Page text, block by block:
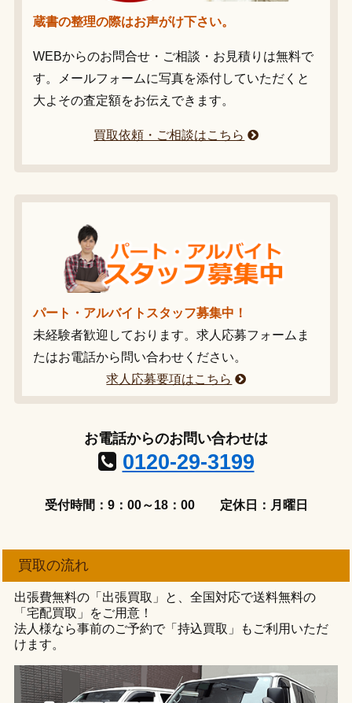
蔵書の整理の際はお声がけ下さい。
WEBからのお問合せ・ご相談・お見積りは無料で
す。メールフォームに写真を添付していただくと
大よその査定額をお伝えできます。
買取依頼・ご相談はこちら
パート・アルバイトスタッフ募集中！
未経験者歓迎しております。求人応募フォームま
たはお電話から問い合わせください。
求人応募要項はこちら
お電話からのお問い合わせは
0120-29-3199
受付時間：9：00～18：00 定休日：月曜日
買取の流れ
出張費無料の「出張買取」と、全国対応で送料無料の
「宅配買取」をご用意！
法人様なら事前のご予約で「持込買取」もご利用いただ
けます。